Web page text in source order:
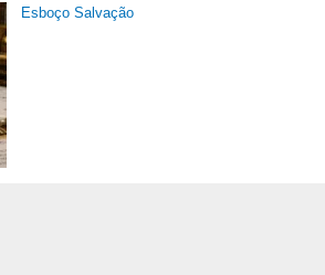
Esboço Salvação